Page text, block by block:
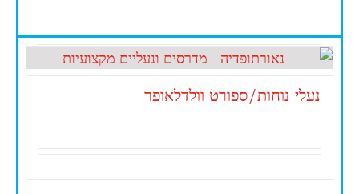
נעלי נוחות/ספורט וולדלאופר